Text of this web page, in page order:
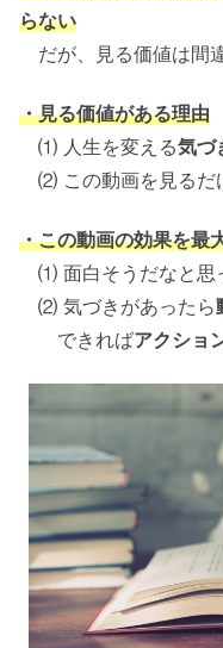
らない
だが、見る価値は間
・見る価値がある理由
⑴ 人生を変える気づ
⑵ この動画を見るだ
・この動画の効果を最
⑴ 面白そうだなと思
⑵ 気づきがあったら
できればアクショ